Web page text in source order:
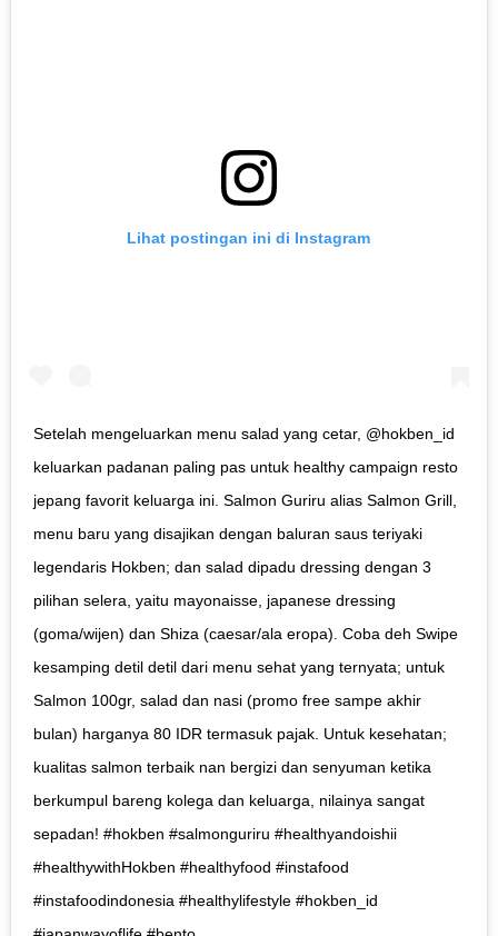
Lihat postingan ini di Instagram
Setelah mengeluarkan menu salad yang cetar, @hokben_id
keluarkan padanan paling pas untuk healthy campaign resto
jepang favorit keluarga ini. Salmon Guriru alias Salmon Grill,
menu baru yang disajikan dengan baluran saus teriyaki
legendaris Hokben; dan salad dipadu dressing dengan 3
pilihan selera, yaitu mayonaisse, japanese dressing
(goma/wijen) dan Shiza (caesar/ala eropa). Coba deh Swipe
kesamping detil detil dari menu sehat yang ternyata; untuk
Salmon 100gr, salad dan nasi (promo free sampe akhir
bulan) harganya 80 IDR termasuk pajak. Untuk kesehatan;
kualitas salmon terbaik nan bergizi dan senyuman ketika
berkumpul bareng kolega dan keluarga, nilainya sangat
sepadan! #hokben #salmonguriru #healthyandoishii
#healthywithHokben #healthyfood #instafood
#instafoodindonesia #healthylifestyle #hokben_id